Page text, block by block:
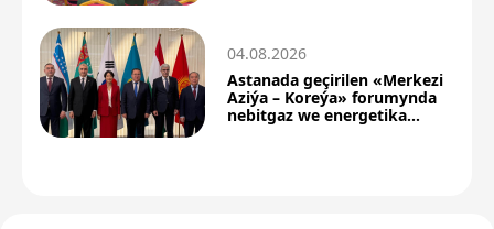
04.08.2026
Astanada geçirilen «Merkezi
Aziýa – Koreýa» forumynda
nebitgaz we energetika